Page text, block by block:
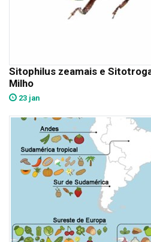
Sitophilus zeamais e
Milho
23 jan